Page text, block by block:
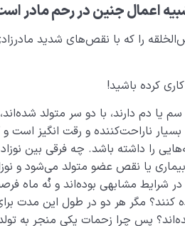
اعمال جنین در رحم مادر
را که با نقص‌های شدید
کرده باشید!
سم یا دم دارند، با دو سر متولد
بسیار ناراحت‌کننده و رقت انگیز
را داشته باشد. چه فرقی بین
یا نقص عضو متولد می‌شود و
شرایط مشابهی بوده‌اند و نُه ماه
کنند؟ مگر هر دو در طول این مدت
پس چرا زحمات یکی منجر به